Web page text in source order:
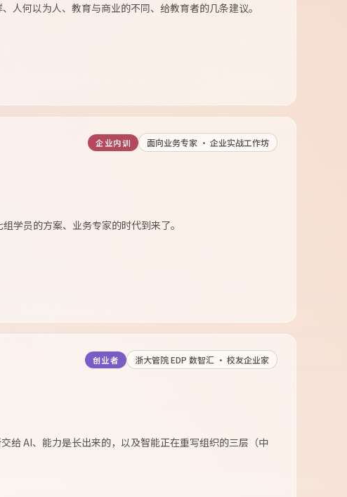
人何以为人、教育与商业的不同、给教育者的几条建议。
企业内训 面向业务专家 · 企业实战工作坊
学员的方案、业务专家的时代到来了。
创业者 浙大管院 EDP 数智汇 · 校友企业家
AI、能力是长出来的，以及智能正在重写组织的三层（中